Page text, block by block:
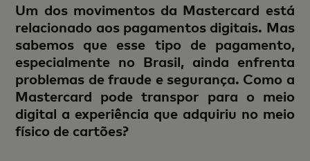
Um dos movimentos da Mastercard está
relacionado aos pagamentos digitais. Mas
sabemos que esse tipo de pagamento,
especialmente no Brasil, ainda enfrenta
problemas de fraude e segurança. Como a
Mastercard pode transpor para o meio
digital a experiência que adquiriu no meio
físico de cartões?